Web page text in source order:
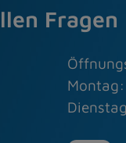
Fragen